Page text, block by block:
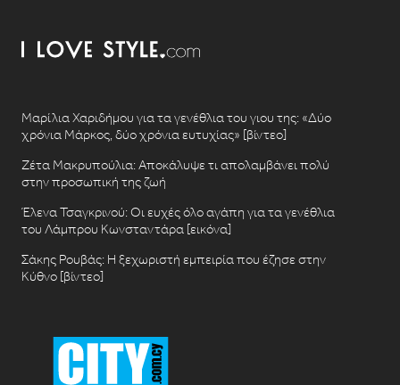
Μαρίλια Χαριδήμου για τα γενέθλια του γιου της: «Δύο
χρόνια Μάρκος, δύο χρόνια ευτυχίας» [βίντεο]
Ζέτα Μακρυπούλια: Αποκάλυψε τι απολαμβάνει πολύ
στην προσωπική της ζωή
Έλενα Τσαγκρινού: Οι ευχές όλο αγάπη για τα γενέθλια
του Λάμπρου Κωνσταντάρα [εικόνα]
Σάκης Ρουβάς: Η ξεχωριστή εμπειρία που έζησε στην
Κύθνο [βίντεο]